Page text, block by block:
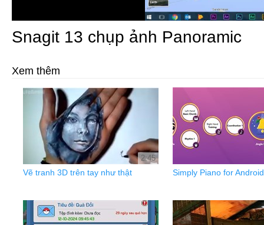
Snagit 13 chụp ảnh Panoramic
Xem thêm
2:45
Vẽ tranh 3D trên tay như thật Simply Piano for Android